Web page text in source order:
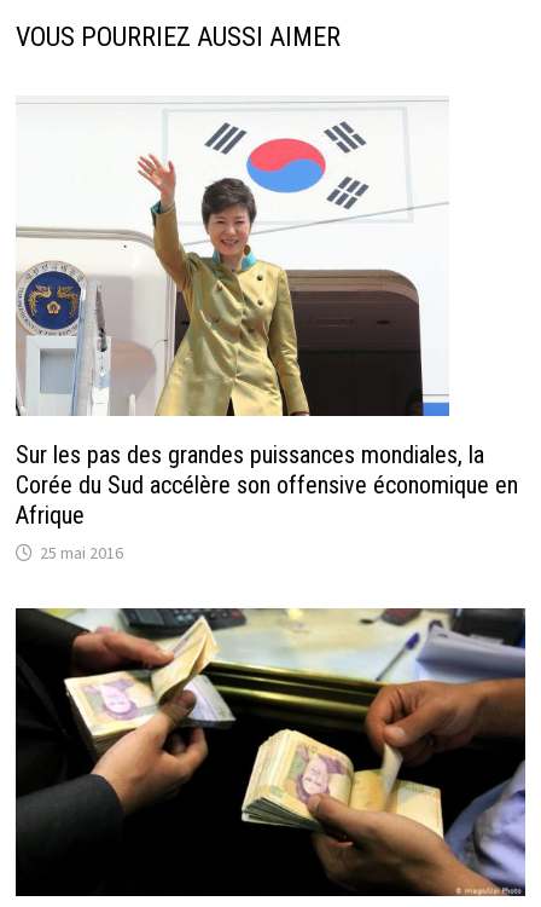
VOUS POURRIEZ AUSSI AIMER
Sur les pas des grandes puissances mondiales, la
Corée du Sud accélère son offensive économique en
Afrique
25 mai 2016